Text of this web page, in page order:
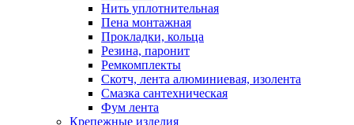
Нить уплотнительная
Пена монтажная
Прокладки, кольца
Резина, паронит
Ремкомплекты
Скотч, лента алюминиевая, изолента
Смазка сантехническая
Фум лента
Крепежные изделия